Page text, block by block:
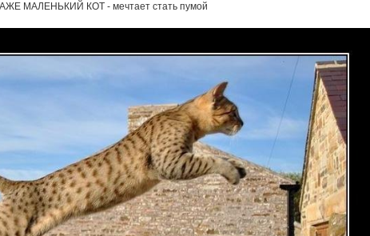
МАЛЕНЬКИЙ КОТ - мечтает стать пумой